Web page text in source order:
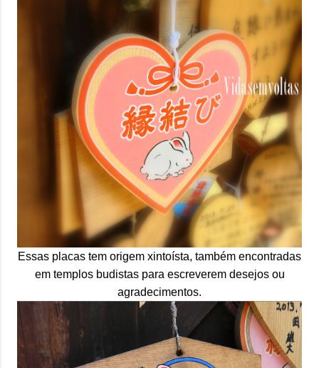
Essas placas tem origem xintoísta, também encontradas
em templos budistas para escreverem desejos ou
agradecimentos.